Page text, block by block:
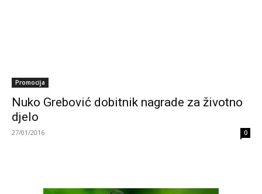
Promocija
Nuko Grebović dobitnik nagrade za životno
djelo
27/01/2016 0